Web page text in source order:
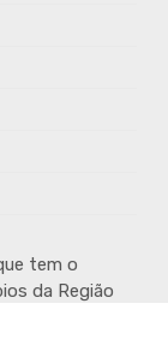
tem o
da Região